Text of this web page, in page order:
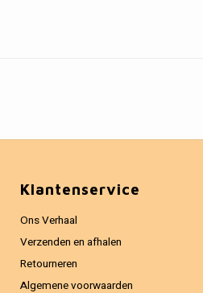
Klantenservice
Ons Verhaal
Verzenden en afhalen
Retourneren
Algemene voorwaarden